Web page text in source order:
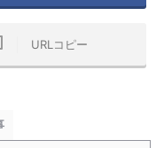
URLコピー